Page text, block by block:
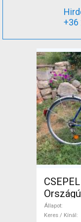
+36
Állapot
Keres / Kínál